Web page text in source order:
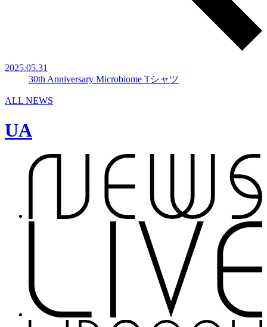
2025.05.31
30th Anniversary Microbiome Tシャツ
ALL NEWS
UA